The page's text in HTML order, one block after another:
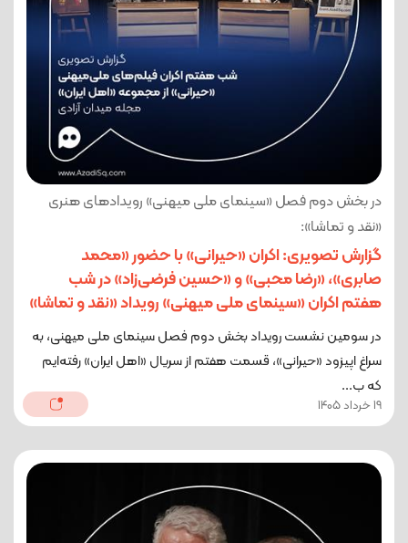
در بخش دوم فصل «سینمای ملی میهنی» رویدادهای هنری
«نقد و تماشا»:
گزارش تصویری: اکران «حیرانی» با حضور «محمد
صابری»، «رضا محبی» و «حسین فرضی‌زاد» در شب
هفتم اکران «سینمای ملی میهنی» رویداد «نقد و تماشا»
در سومین نشست رویداد بخش دوم فصل سینمای ملی میهنی، به
سراغ اپیزود «حیرانی»، قسمت هفتم از سریال «اهل ایران» رفته‌ایم
که ب...
19 خرداد 1405